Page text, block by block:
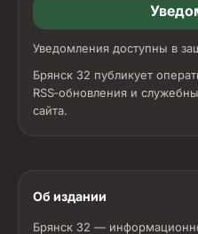
Уведомления доступны в
Брянск 32 публикует
RSS‑обновления и
сайта.
Об издании
Брянск 32 —